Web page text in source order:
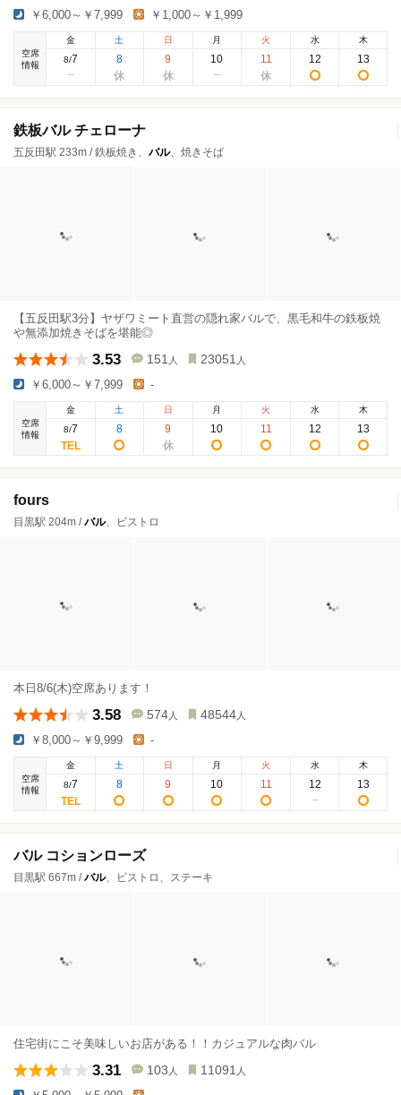
￥6,000～￥7,999 ￥1,000～￥1,999
空席
情報
金
8/7
土
8
日
9
月
10
火
11
水
12
木
13
鉄板バル チェローナ
五反田駅 233m / 鉄板焼き、 バル、焼きそば
【五反田駅3分】ヤザワミート直営の隠れ家バルで、黒毛和牛の鉄板焼
や無添加焼きそばを堪能◎
3.53 151 人 23051 人
￥6,000～￥7,999 -
空席
情報
金
8/7
土
8
日
9
月
10
火
11
水
12
木
13
fours
目黒駅 204m /バル、ビストロ
本日8/6(木)空席あります！
3.58 574 人 48544 人
￥8,000～￥9,999 -
空席
情報
金
8/7
土
8
日
9
月
10
火
11
水
12
木
13
バル コションローズ
目黒駅 667m /バル、ビストロ、ステーキ
住宅街にこそ美味しいお店がある！！カジュアルな肉バル
3.31 103 人 11091 人